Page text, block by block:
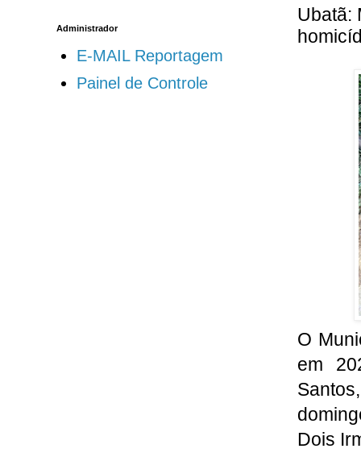
Ubatã:
O
em
Dois
Administrador
E-MAIL Reportagem
Painel de Controle